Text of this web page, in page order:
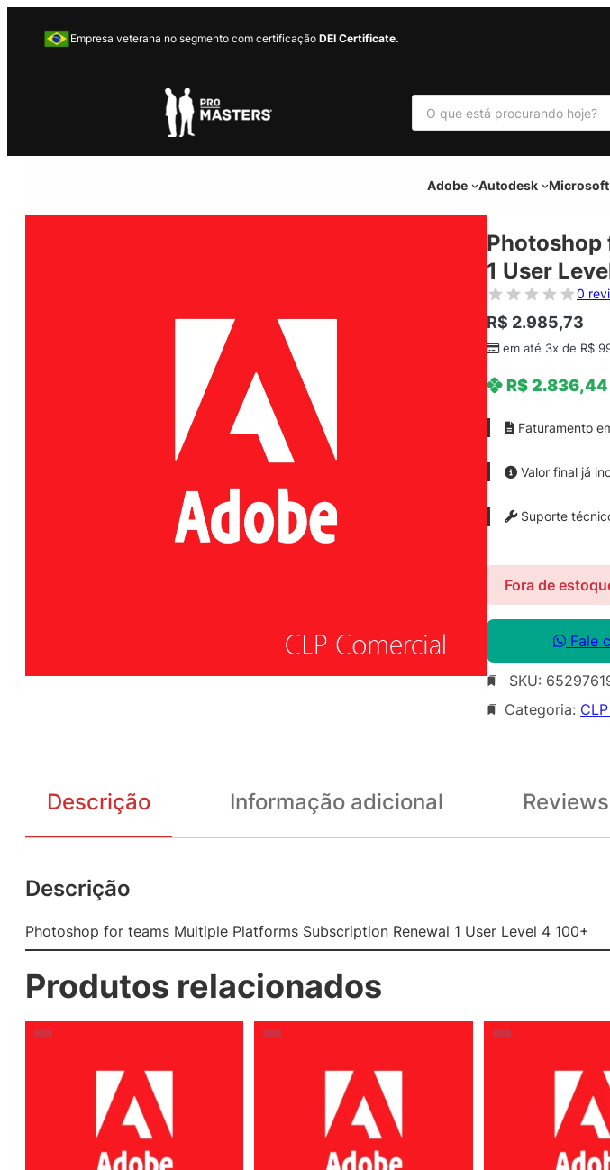
Empresa veterana no segmento com certificação DEI Certificate.
P
s
u
r
Adobe Autodesk Microsoft
Photoshop
1 User
0
R$ 2.985,73
em até 3x de R$
R$2.836,44
Faturamento
Valor final já
Suporte
Fora de
Fale
SKU:
Categoria:
Descrição Informação adicional
Descrição
Photoshop for teams Multiple Platforms Subscription Renewal 1 User Level 4 100+
Produtos relacionados